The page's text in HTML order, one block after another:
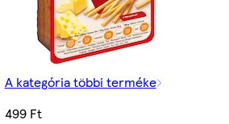
A kategória többi terméke
499 Ft